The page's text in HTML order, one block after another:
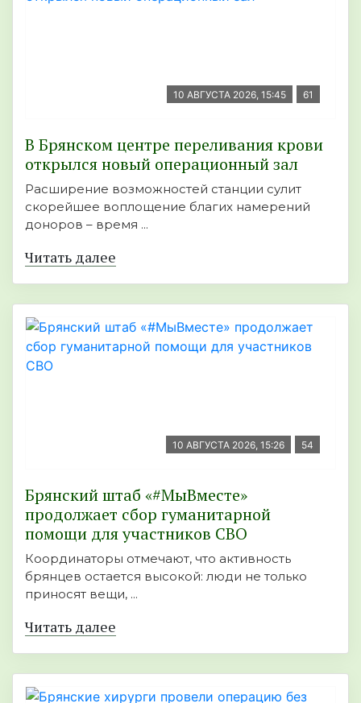
10 АВГУСТА 2026, 15:45 61
В Брянском центре переливания крови
открылся новый операционный зал
Расширение возможностей станции сулит
скорейшее воплощение благих намерений
доноров – время ...
Читать далее
10 АВГУСТА 2026, 15:26 54
Брянский штаб «#МыВместе»
продолжает сбор гуманитарной
помощи для участников СВО
Координаторы отмечают, что активность
брянцев остается высокой: люди не только
приносят вещи, ...
Читать далее